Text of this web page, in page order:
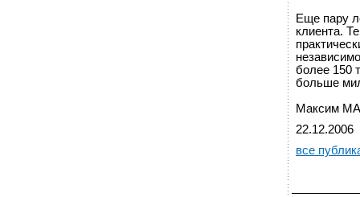
Еще пару
клиента.
более 150
больше
Максим
22.12.2006
все